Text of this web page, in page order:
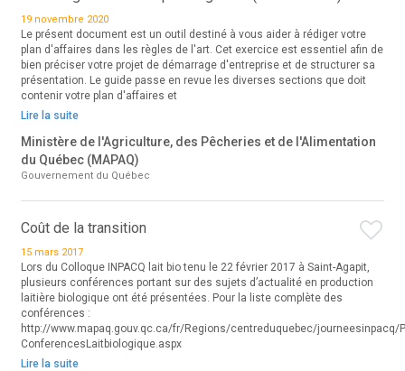
19 novembre 2020
Le présent document est un outil destiné à vous aider à rédiger votre
plan d'affaires dans les règles de l'art. Cet exercice est essentiel afin de
bien préciser votre projet de démarrage d'entreprise et de structurer sa
présentation. Le guide passe en revue les diverses sections que doit
contenir votre plan d'affaires et
Lire la suite
Ministère de l'Agriculture, des Pêcheries et de l'Alimentation
du Québec (MAPAQ)
Gouvernement du Québec
Coût de la transition
15 mars 2017
Lors du Colloque INPACQ lait bio tenu le 22 février 2017 à Saint-Agapit,
plusieurs conférences portant sur des sujets d’actualité en production
laitière biologique ont été présentées. Pour la liste complète des
conférences :
http://www.mapaq.gouv.qc.ca/fr/Regions/centreduquebec/journeesinpacq/
ConferencesLaitbiologique.aspx
Lire la suite